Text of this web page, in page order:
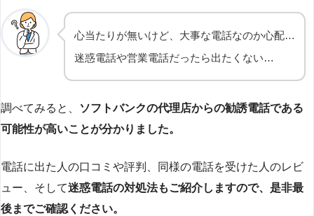
心当たりが無いけど、大事な電話なのか心配…
迷惑電話や営業電話だったら出たくない…
調べてみると、
ソフトバンクの代理店からの勧誘電話である
可能性が高いことが分かりました。
電話に出た人の口コミや評判、同様の電話を受けた人のレビ
ュー、そして迷惑電話の対処法もご紹介しますので、是非最
後までご確認ください。